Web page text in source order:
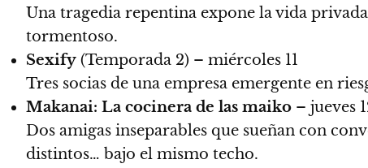
Una tragedia repentina expone la vida
tormentoso.
Sexify (Temporada 2) – miércoles 11
Tres socias de una empresa emergente en
Makanai: La cocinera de las maiko – jueves
Dos amigas inseparables que sueñan con
distintos… bajo el mismo techo.